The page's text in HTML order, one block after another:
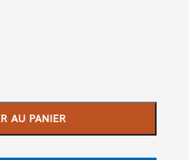
AU PANIER